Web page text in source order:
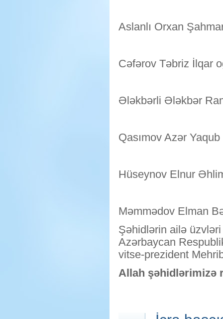
Aslanlı Orxan
Cəfərov Təbriz İlqar
Ələkbərli Ələkbər
Qasımov Azər
Hüseynov Elnur
Məmmədov Elman
Şəhidlərin ailə
Azərbaycan
vitse-prezident
Allah şəhidlərimizə